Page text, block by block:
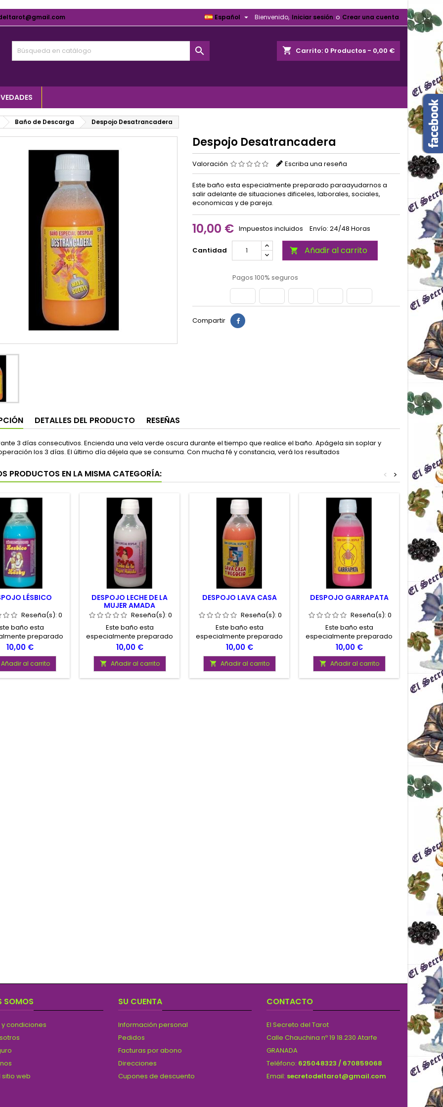
Bienvenido, Iniciar sesión o Crear una cuenta
Español 
shopping_cart Carrito: 0 Productos - 0,00 €

Baño de Descarga Despojo Desatrancadera
Despojo Desatrancadera
Valoración Escriba una reseña
Este baño esta especialmente preparado paraayudarnos a
salir adelante de situaciones dificeles, laborales, sociales,
economicas y de pareja.
10,00 € Impuestos incluidos Envío: 24/48 Horas
Cantidad  Añadir al carrito
Pagos 100% seguros
Compartir
DETALLES DEL PRODUCTO RESEÑAS
3 días consecutivos. Encienda una vela verde oscura durante el tiempo que realice el baño. Apágela sin soplar y
los 3 días. El último día déjela que se consuma. Con mucha fé y constancia, verá los resultados
PRODUCTOS EN LA MISMA CATEGORÍA: >
<
LÉSBICO
Reseña(s): 0
baño esta
preparado
las relaciones
con su pareja.
Precio
10,00 €
Añadir al carrito
DESPOJO LECHE DE LA
MUJER AMADA
Reseña(s): 0
Este baño esta
especialmente preparado
para mejorar las relaciones
sexuales con su pareja.
Precio
10,00 €
 Añadir al carrito
DESPOJO LAVA CASA
Reseña(s): 0
Este baño esta
especialmente preparado
para limpiar su casa o
negocio de negatividad, y
malas influencias del bajo
astral.
Precio
10,00 €
 Añadir al carrito
DESPOJO GARRAPATA
Reseña(s): 0
Este baño esta
especialmente preparado
para reforzar los rituales de
amarre de pareja.
Precio
10,00 €
 Añadir al carrito
para

SOMOS
condiciones
web
SU CUENTA
Información personal
Pedidos
Facturas por abono
Direcciones
Cupones de descuento
CONTACTO
El Secreto del Tarot
Calle Chauchina nº 19 18.230 Atarfe
GRANADA
Teléfono: 625048323 / 670859068
Email: secretodeltarot@gmail.com